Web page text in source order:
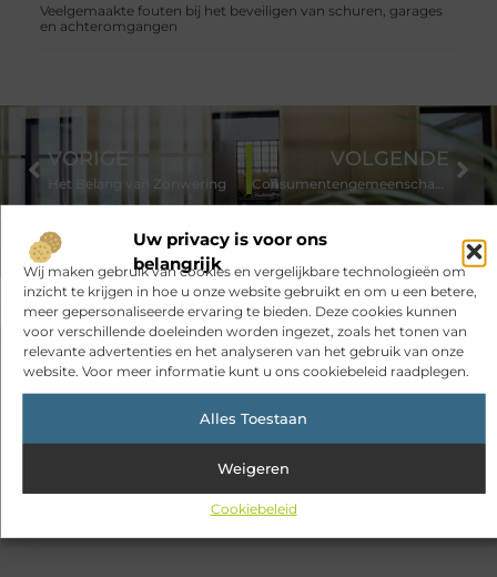
Uw privacy is voor ons
belangrijk
Wij maken gebruik van cookies en vergelijkbare technologieën om
inzicht te krijgen in hoe u onze website gebruikt en om u een betere,
meer gepersonaliseerde ervaring te bieden. Deze cookies kunnen
voor verschillende doeleinden worden ingezet, zoals het tonen van
relevante advertenties en het analyseren van het gebruik van onze
website. Voor meer informatie kunt u ons cookiebeleid raadplegen.
Alles Toestaan
Weigeren
Cookiebeleid
Veelgemaakte fouten bij het beveiligen van schuren, garages
en achteromgangen
Had je deze artikelen al bekeken?
onderwerpen en blijf op de hoogte!
VORIGE
Het Belang van Zonwering
VOLGENDE
Consumentengemeenschappen als concurrentievoordeel